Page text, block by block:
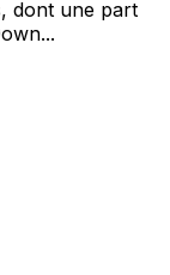
dont une part